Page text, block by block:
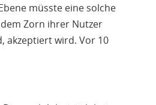
müsste eine solche
Zorn ihrer Nutzer
akzeptiert wird. Vor 10